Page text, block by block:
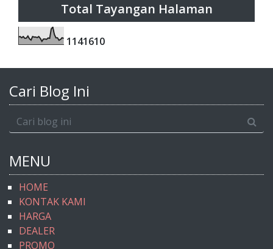
Total Tayangan Halaman
1141610
Cari Blog Ini
MENU
HOME
KONTAK KAMI
HARGA
DEALER
PROMO